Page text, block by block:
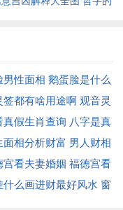
开光吉日一览表
男性面相 鹅蛋脸是什么
签都有啥用途啊 观音灵
签词
真假生肖查询 八字是真
面相分析财富 男人财相
宫看夫妻婚姻 福德宫看
什么画进财最好风水 窗